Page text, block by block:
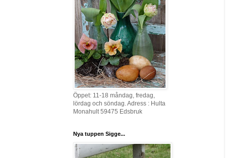
Öppet: 11-18 måndag, fredag,
lördag och söndag. Adress : Hulta
Monahult 59475 Edsbruk
Nya tuppen Sigge...